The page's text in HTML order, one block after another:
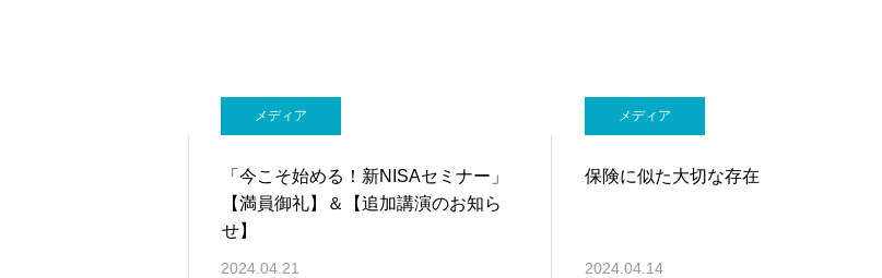
メディア
「今こそ始める！新NISAセミナー」
【満員御礼】＆【追加講演のお知ら
せ】
2024.04.21
メディア
保険に似た大切な存在
2024.04.14